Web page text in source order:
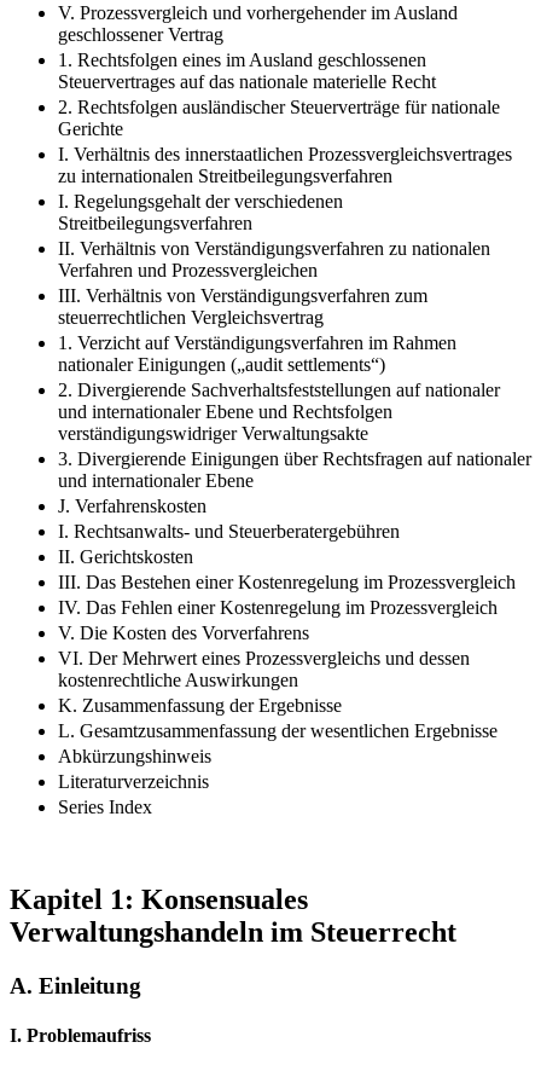
V. Prozessvergleich und vorhergehender im Ausland
geschlossener Vertrag
1. Rechtsfolgen eines im Ausland geschlossenen
Steuervertrages auf das nationale materielle Recht
2. Rechtsfolgen ausländischer Steuerverträge für nationale
Gerichte
I. Verhältnis des innerstaatlichen Prozessvergleichsvertrages
zu internationalen Streitbeilegungsverfahren
I. Regelungsgehalt der verschiedenen
Streitbeilegungsverfahren
II. Verhältnis von Verständigungsverfahren zu nationalen
Verfahren und Prozessvergleichen
III. Verhältnis von Verständigungsverfahren zum
steuerrechtlichen Vergleichsvertrag
1. Verzicht auf Verständigungsverfahren im Rahmen
nationaler Einigungen („audit settlements“)
2. Divergierende Sachverhaltsfeststellungen auf nationaler
und internationaler Ebene und Rechtsfolgen
verständigungswidriger Verwaltungsakte
3. Divergierende Einigungen über Rechtsfragen auf nationaler
und internationaler Ebene
J. Verfahrenskosten
I. Rechtsanwalts- und Steuerberatergebühren
II. Gerichtskosten
III. Das Bestehen einer Kostenregelung im Prozessvergleich
IV. Das Fehlen einer Kostenregelung im Prozessvergleich
V. Die Kosten des Vorverfahrens
VI. Der Mehrwert eines Prozessvergleichs und dessen
kostenrechtliche Auswirkungen
K. Zusammenfassung der Ergebnisse
L. Gesamtzusammenfassung der wesentlichen Ergebnisse
Abkürzungshinweis
Literaturverzeichnis
Series Index
Kapitel 1: Konsensuales
Verwaltungshandeln im Steuerrecht
A. Einleitung
I. Problemaufriss